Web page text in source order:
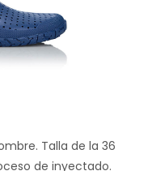
Talla de la 36
de inyectado.